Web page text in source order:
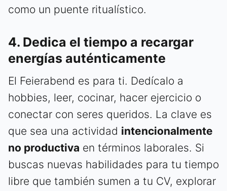
como un puente ritualístico.
4. Dedica el tiempo a recargar
energías auténticamente
El Feierabend es para ti. Dedícalo a
hobbies, leer, cocinar, hacer ejercicio o
conectar con seres queridos. La clave es
que sea una actividad intencionalmente
no productiva en términos laborales. Si
buscas nuevas habilidades para tu tiempo
libre que también sumen a tu CV, explorar